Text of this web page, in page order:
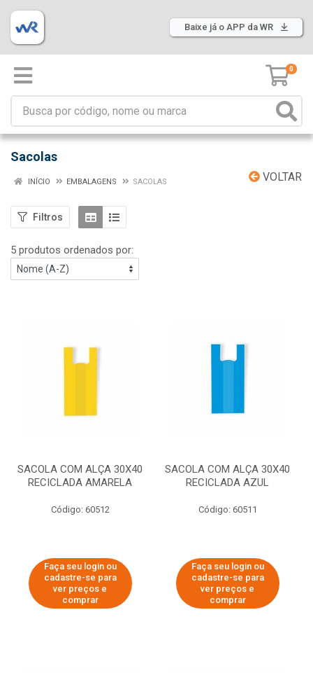
Baixe já o APP da WR
0
Sacolas
VOLTAR
INÍCIO EMBALAGENS SACOLAS
Filtros
5 produtos ordenados por:
SACOLA COM ALÇA 30X40
RECICLADA AMARELA
Código: 60512
Faça seu login ou
cadastre-se para
ver preços e
comprar
SACOLA COM ALÇA 30X40
RECICLADA AZUL
Código: 60511
Faça seu login ou
cadastre-se para
ver preços e
comprar